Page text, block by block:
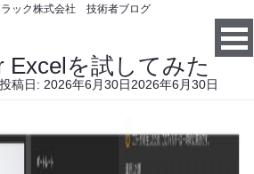
ラック株式会社 技術者ブログ
Excelを試してみた
投稿日: 2026年6月30日2026年6月30日